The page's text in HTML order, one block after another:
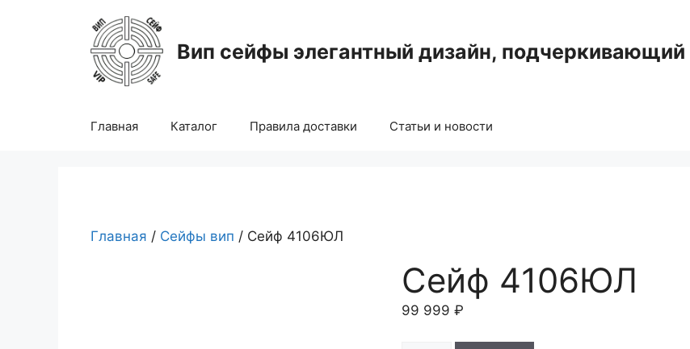
содержимому
Вип сейфы элегантный дизайн, подчеркивающий
Главная Каталог Правила доставки Статьи и новости
Главная / Сейфы вип / Сейф 4106ЮЛ
Сейф 4106ЮЛ
99 999 ₽